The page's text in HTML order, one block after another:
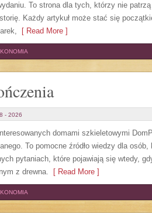
To strona dla tych, którzy nie
Każdy artykuł może stać się
[ Read More ]
- 2026
domami szkieletowymi
To pomocne źródło wiedzy dla
pytaniach, które pojawiają się wtedy,
z drewna. [ Read More ]